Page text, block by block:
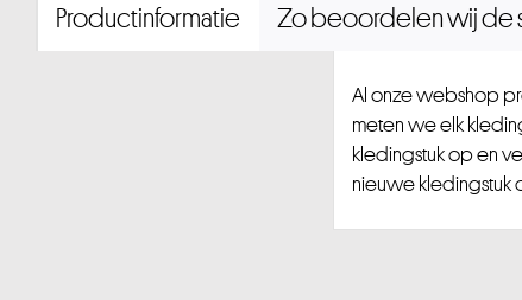
Productinformatie Zo beoordelen wij de
Al onze webshop
meten we elk
kledingstuk op en
nieuwe kledingstuk